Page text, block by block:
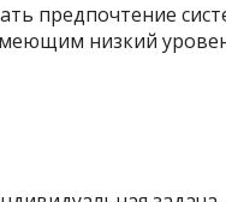
предпочтение
низкий